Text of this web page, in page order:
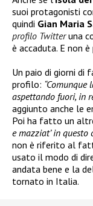
suoi protagonisti
quindi Gian Maria
profilo Twitteruna
è accaduta. E non
Un paio di giorni di
profilo: “Comunque
aspettando fuori, in
aggiunto anche le
Poi ha fatto un
e mazziat’ in questo
non è riferito al
usato il modo di
andata bene e la
tornato in Italia.